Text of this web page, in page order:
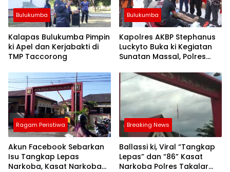
Bulukumba
Kalapas Bulukumba Pimpin
ki Apel dan Kerjabakti di
TMP Taccorong
Bulukumba
Kapolres AKBP Stephanus
Luckyto Buka ki Kegiatan
Sunatan Massal, Polres
dengan Pemuda Pancasila
Ragam Peristiwa
Akun Facebook Sebarkan
Isu Tangkap Lepas
Narkoba, Kasat Narkoba
Breaking News
Ballassi ki, Viral “Tangkap
Lepas” dan “86” Kasat
Narkoba Polres Takalar